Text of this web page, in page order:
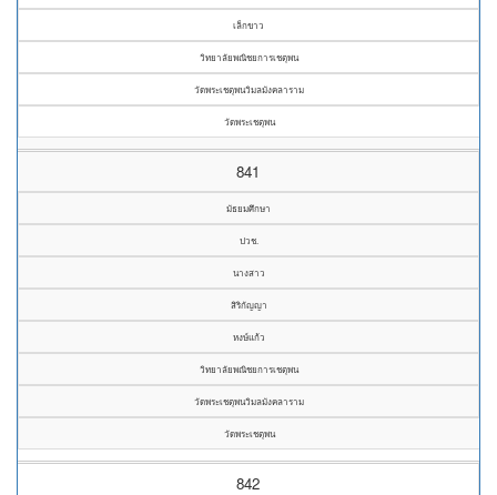
เล็กขาว
วิทยาลัยพณิชยการเชตุพน
วัดพระเชตุพนวิมลมังคลาราม
วัดพระเชตุพน
841
มัธยมศึกษา
ปวช.
นางสาว
สิริกัญญา
หงษ์แก้ว
วิทยาลัยพณิชยการเชตุพน
วัดพระเชตุพนวิมลมังคลาราม
วัดพระเชตุพน
842